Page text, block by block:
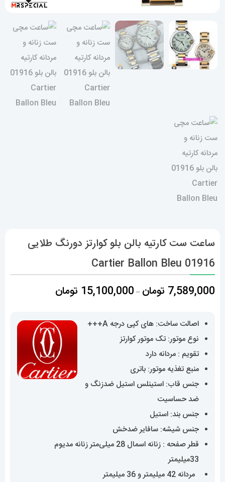
ساعت ست کارتیه بالن بلو کوارتز دورنگ طلایی
01916 Cartier Ballon Bleu
7,589,000 تومان –
15,100,000 تومان
7,589,000 تومان
تا
15,100,000 تومان
اصالت ساخت: های کپی درجه A+++
نوع موتور: تک موتور کوارتز
تقویم : مردانه دارد
منبع تغذیه موتور: باتری
جنس قاب: استینلس استیل ضدزنگ و
ضد حساسیت
جنس بند: استیل
جنس شیشه: سافایر ضدخش
قطر صفحه : زنانه اسمال 28 میلی‌متر زنانه مدیوم
33میلیمتر
مردانه 42 میلیمتر و 36 میلیمتر